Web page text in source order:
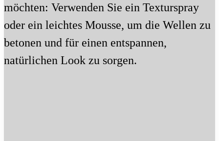
möchten: Verwenden Sie ein Texturspray
oder ein leichtes Mousse, um die Wellen zu
betonen und für einen entspannen,
natürlichen Look zu sorgen.